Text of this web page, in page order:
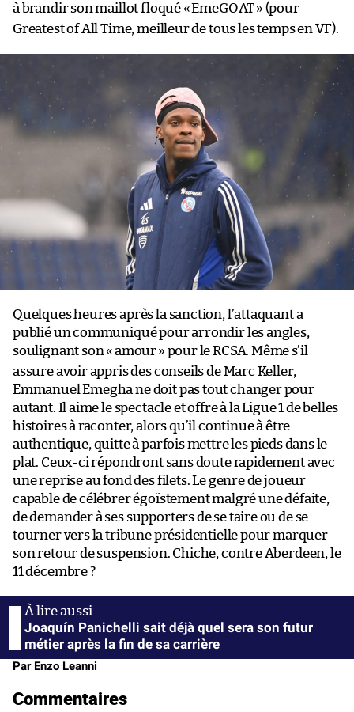
à brandir son maillot floqué «EmeGOAT» (pour
Greatest of All Time, meilleur de tous les temps en VF).
Quelques heures après la sanction, l’attaquant a
publié un communiqué pour arrondir les angles,
soulignant son «amour» pour le RCSA. Même s’il
assure avoir appris des conseils de Marc Keller,
Emmanuel Emegha ne doit pas tout changer pour
autant. Il aime le spectacle et offre à la Ligue 1 de belles
histoires à raconter, alors qu’il continue à être
authentique, quitte à parfois mettre les pieds dans le
plat. Ceux-ci répondront sans doute rapidement avec
une reprise au fond des filets. Le genre de joueur
capable de célébrer égoïstement malgré une défaite,
de demander à ses supporters de se taire ou de se
tourner vers la tribune présidentielle pour marquer
son retour de suspension. Chiche, contre Aberdeen, le
11 décembre ?
Joaquín Panichelli sait déjà quel sera son futur
métier après la fin de sa carrière
Par Enzo Leanni
Commentaires